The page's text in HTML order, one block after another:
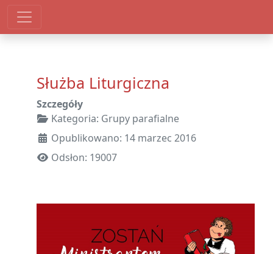
Służba Liturgiczna
Szczegóły
Kategoria: Grupy parafialne
Opublikowano: 14 marzec 2016
Odsłon: 19007